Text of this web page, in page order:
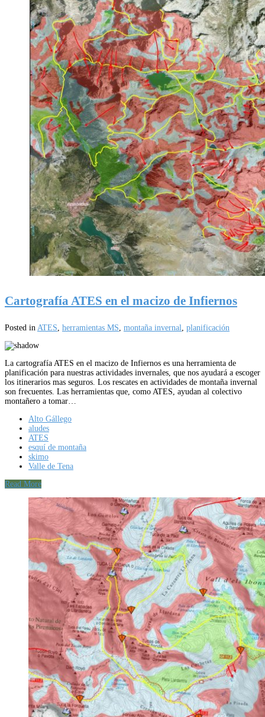
Cartografía ATES en el macizo de Infiernos
Posted in ATES, herramientas MS, montaña invernal, planificación
La cartografía ATES en el macizo de Infiernos es una herramienta de
planificación para nuestras actividades invernales, que nos ayudará a escoger
los itinerarios mas seguros. Los rescates en actividades de montaña invernal
son frecuentes. Las herramientas que, como ATES, ayudan al colectivo
montañero a tomar…
Alto Gállego
aludes
ATES
esquí de montaña
skimo
Valle de Tena
Read More